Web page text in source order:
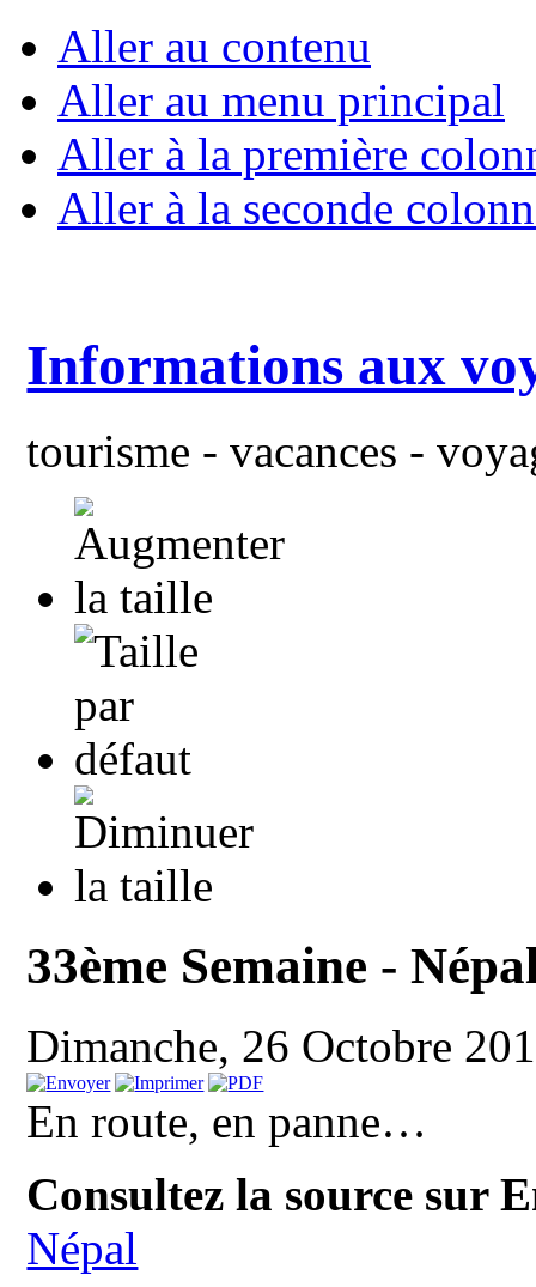
Aller au contenu
Aller au menu principal
Aller à la première
Aller à la seconde
Informations aux
tourisme - vacances -
33ème Semaine -
Dimanche, 26 Octobre
En route, en panne…
Consultez la source sur
Népal